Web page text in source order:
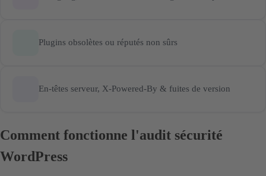
Plugins obsolètes ou réputés non sûrs
En-têtes serveur, X-Powered-By & fuites de version
Comment fonctionne l'audit sécurité
WordPress